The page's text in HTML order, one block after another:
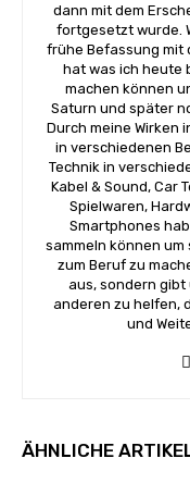
dann mit dem
fortgesetzt wurde.
frühe Befassung mit
hat was ich heute
machen können
Saturn und später
Durch meine Wirken
in verschiedenen
Technik in
Kabel & Sound, Car
Spielwaren,
Smartphones
sammeln können um
zum Beruf zu
aus, sondern gibt
anderen zu helfen,
und
ÄHNLICHE